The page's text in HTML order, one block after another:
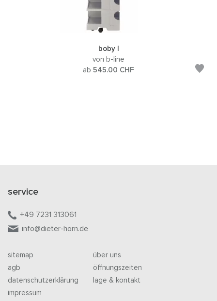
boby l
von b-line
ab 545.00 CHF
service
+49 7231 313061
info@dieter-horn.de
sitemap
agb
datenschutzerklärung
impressum
über uns
öffnungszeiten
lage & kontakt